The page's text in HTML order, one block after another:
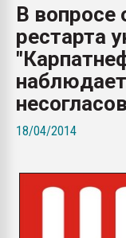
В вопросе
рестарта
18/04/2014